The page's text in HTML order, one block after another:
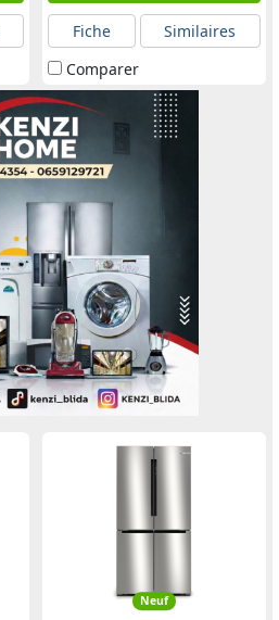
Fiche
Similaires
Comparer
Neuf